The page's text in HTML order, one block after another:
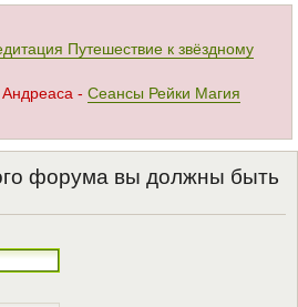
Путешествие к звёздному
- Сеансы Рейки Магия
форума вы должны быть